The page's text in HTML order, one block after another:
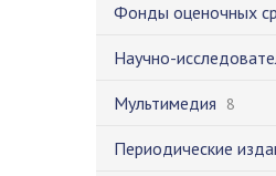
Фонды оценочных
Научно-
Мультимедия 8
Периодические